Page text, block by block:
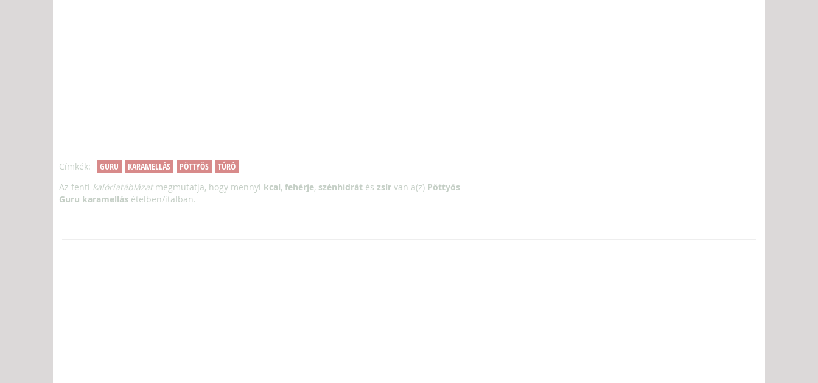
Címkék: GURU KARAMELLÁS PÖTTYÖS
TÚRÓ
Az fenti kalóriatáblázatmegmutatja, hogy mennyi kcal, fehérje, szénhidrát és zsír van a(z) Pöttyös
Guru karamellás ételben/italban.